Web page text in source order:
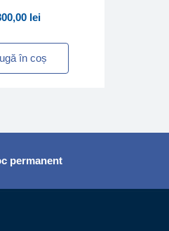
lei
în coș
permanent